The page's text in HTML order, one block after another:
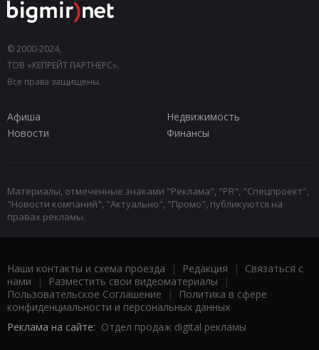
© 2000-2024,
ТОВ «КЕПРЕЙТ ПАРТНЕРС».
Все права защищены.
Афиша
Недвижимость
Новости
Финансы
Материалы, отмеченные знаками "Реклама", "PR", "Спецпроект",
"Новости компаний", "Актуально", "Промо", публикуются на
правах рекламы.
Наши контакты и схема проезда | Редакция | Связаться с
нами | Разместить свои видеоматериалы |
Пользовательское Соглашение |
Политика в сфере
конфиденциальности и персональных данных
Реклама на сайте: Отдел продаж digital рекламы